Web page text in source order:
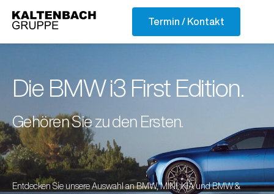
content
Termin / Kontakt
Die BMW i3 First Edition.
Gehören Sie zu den Ersten.
Entdecken Sie unsere Auswahl an BMW, MINI, KIA und BMW &